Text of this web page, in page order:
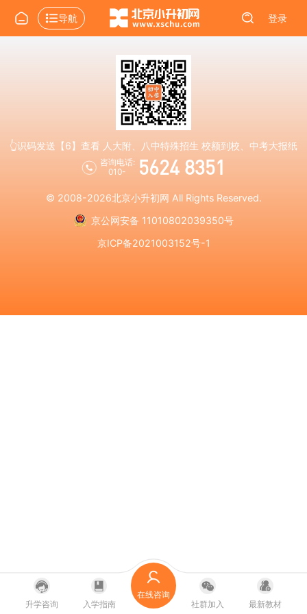
导航 登录
👆识码发送【6】查看 人大附、八中特殊招生 校额到校、中考大报纸
咨询电话:
010-
5624 8351
© 2008-2026北京小升初网 All Rights Reserved.
京公网安备 11010802039350号
京ICP备2021003152号-1
升学咨询 入学指南
在线咨询
社群加入
最新教材